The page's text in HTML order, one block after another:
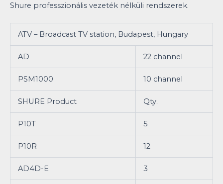
Shure professzionális vezeték nélküli rendszerek.
ATV – Broadcast TV station, Budapest, Hungary
AD 22 channel
PSM1000 10 channel
SHURE Product Qty.
P10T 5
P10R 12
AD4D-E 3